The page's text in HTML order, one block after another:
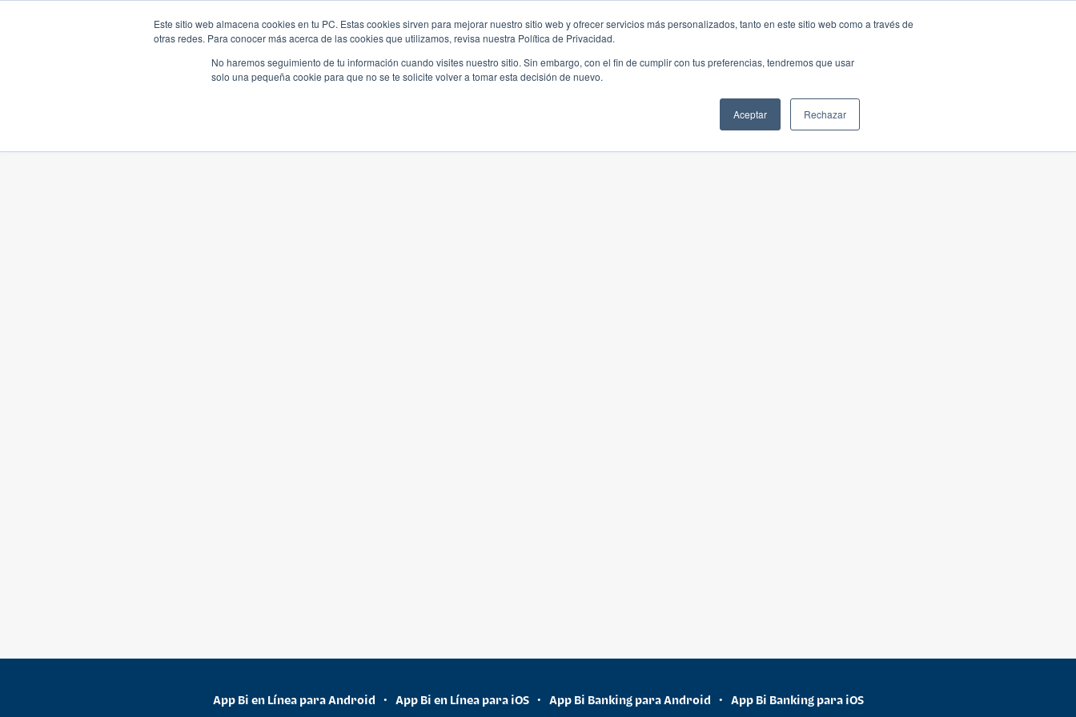
Este sitio web almacena cookies en tu PC. Estas cookies sirven para mejorar nuestro sitio web y ofrecer servicios más personalizados, tanto en este sitio web como a través de
otras redes. Para conocer más acerca de las cookies que utilizamos, revisa nuestra Política de Privacidad.
No haremos seguimiento de tu información cuando visites nuestro sitio. Sin embargo, con el fin de cumplir con tus preferencias, tendremos que usar
solo una pequeña cookie para que no se te solicite volver a tomar esta decisión de nuevo.
Aceptar Rechazar
App Bi en Línea para Android • App Bi en Línea para iOS • App Bi Banking para Android • App Bi Banking para iOS